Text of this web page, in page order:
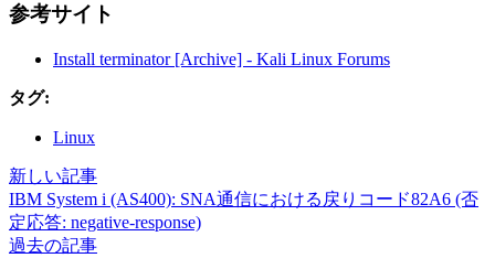
参考サイト
Install terminator [Archive] - Kali Linux Forums
タグ:
Linux
新しい記事
IBM System i (AS400): SNA通信における戻りコード82A6 (否
定応答: negative-response)
過去の記事